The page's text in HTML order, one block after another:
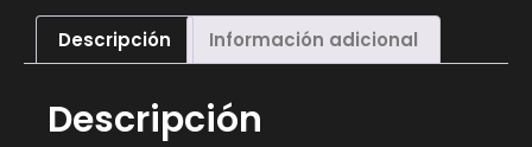
Descripción Información adicional
Descripción